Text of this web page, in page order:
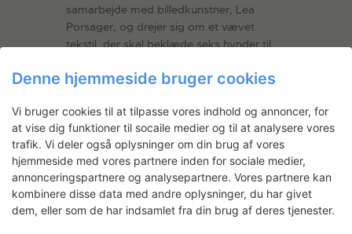
samarbejde med billedkunstner, Lea
Porsager, og drejer sig om et vævet
tekstil, der skal beklæde seks hynder til
Larsen Architects.
LÆS MERE
Denne hjemmeside bruger cookies
Vi bruger cookies til at tilpasse vores indhold og annoncer, for
at vise dig funktioner til socaile medier og til at analysere vores
trafik. Vi deler også oplysninger om din brug af vores
hjemmeside med vores partnere inden for sociale medier,
annonceringspartnere og analysepartnere. Vores partnere kan
kombinere disse data med andre oplysninger, du har givet
dem, eller som de har indsamlet fra din brug af deres tjenester.